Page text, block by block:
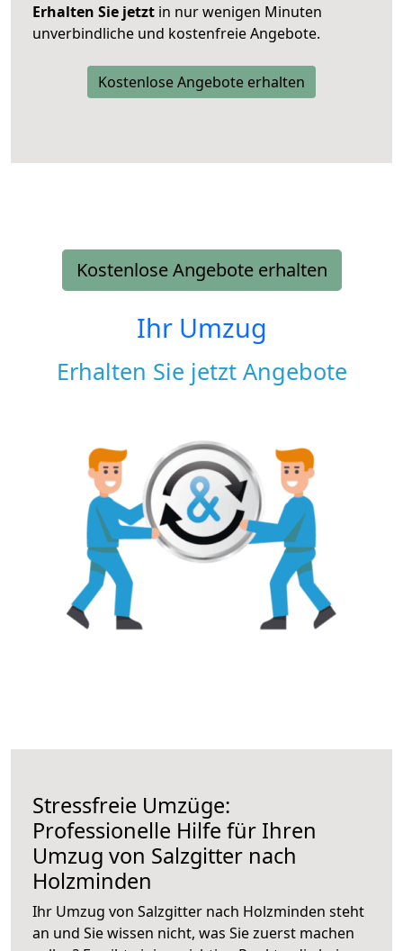
Erhalten Sie jetzt in nur wenigen Minuten
unverbindliche und kostenfreie Angebote.
Kostenlose Angebote erhalten
Kostenlose Angebote erhalten
Ihr Umzug
Erhalten Sie jetzt Angebote
Stressfreie Umzüge:
Professionelle Hilfe für Ihren
Umzug von Salzgitter nach
Holzminden
Ihr Umzug von Salzgitter nach Holzminden steht
an und Sie wissen nicht, was Sie zuerst machen